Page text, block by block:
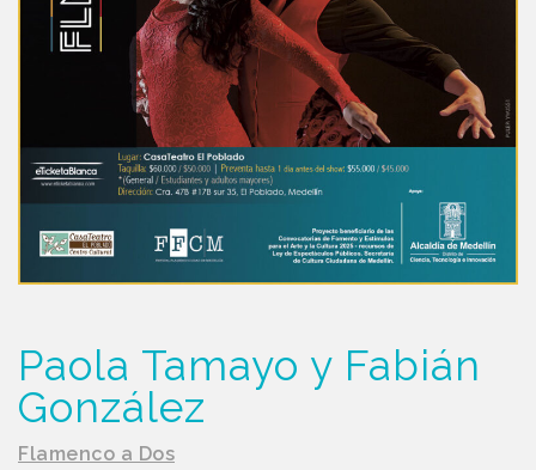
Paola Tamayo y Fabián
González
Flamenco a Dos